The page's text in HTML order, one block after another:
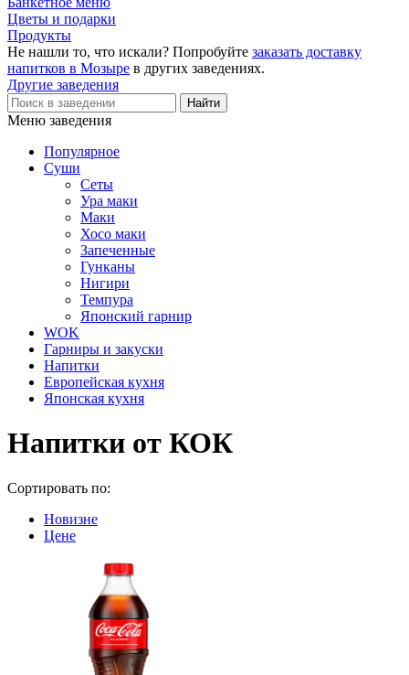
Цветы и подарки
Продукты
Не нашли то, что искали? Попробуйте заказать доставку
напитков в Мозыре в других заведениях.
Другие заведения
Меню заведения
Популярное
Суши
Сеты
Ура маки
Маки
Хосо маки
Запеченные
Гунканы
Нигири
Темпура
Японский гарнир
WOK
Гарниры и закуски
Напитки
Европейская кухня
Японская кухня
Напитки от КОК
Сортировать по:
Новизне
Цене